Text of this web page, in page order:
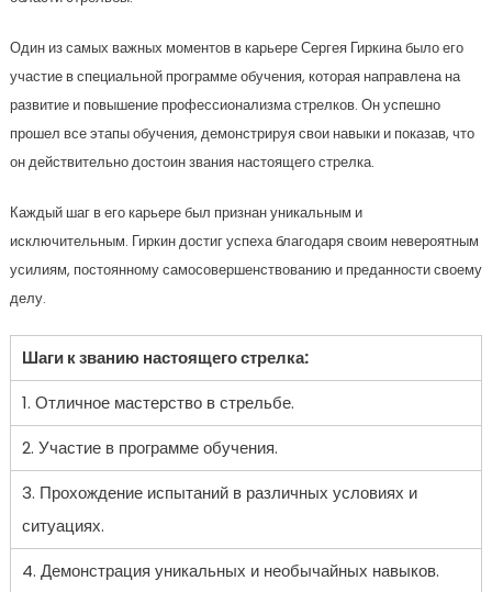
Один из самых важных моментов в карьере Сергея Гиркина было его
участие в специальной программе обучения, которая направлена на
развитие и повышение профессионализма стрелков. Он успешно
прошел все этапы обучения, демонстрируя свои навыки и показав, что
он действительно достоин звания настоящего стрелка.
Каждый шаг в его карьере был признан уникальным и
исключительным. Гиркин достиг успеха благодаря своим невероятным
усилиям, постоянному самосовершенствованию и преданности своему
делу.
Шаги к званию настоящего стрелка:
1. Отличное мастерство в стрельбе.
2. Участие в программе обучения.
3. Прохождение испытаний в различных условиях и
ситуациях.
4. Демонстрация уникальных и необычайных навыков.